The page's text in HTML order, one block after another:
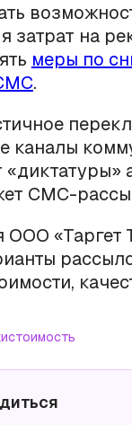
затрат на
меры по
.
каналы
СМС-
«Таргет
стоимость